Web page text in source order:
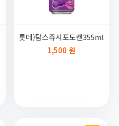
롯데)탐스쥬시포도캔355ml
1,500 원